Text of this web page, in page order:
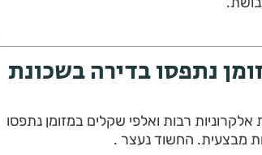
נתפסו בדירה בשכונת
אלקרוניות רבות ואלפי שקלים במזומן נתפסו
מבצעית. החשוד נעצר .